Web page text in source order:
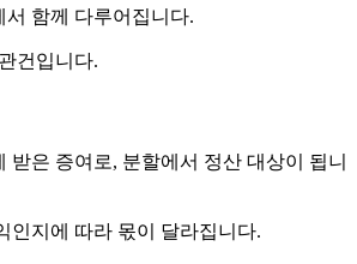
함께 다루어집니다.
건입니다.
받은 증여로, 분할에서 정산 대상이 됩니
인지에 따라 몫이 달라집니다.